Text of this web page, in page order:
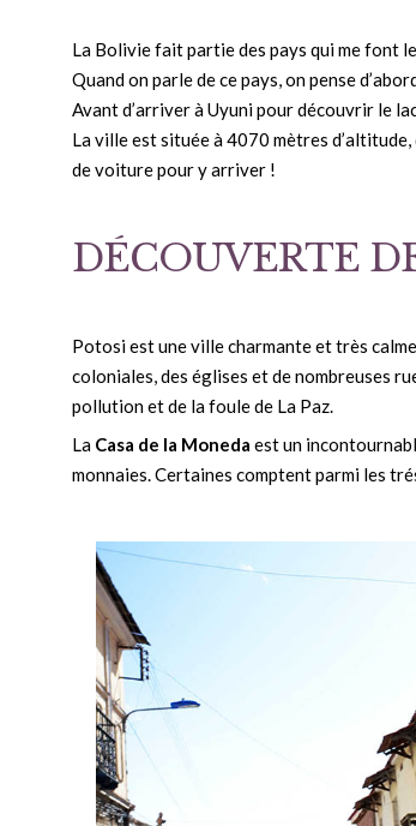
La Bolivie fait partie des pays qui me font
Quand on parle de ce pays, on pense
Avant d’arriver à Uyuni pour découvrir le
La ville est située à 4070 mètres
de voiture pour y arriver !
DÉCOUVERTE
Potosi est une ville charmante et très
coloniales, des églises et de nombreuses
pollution et de la foule de La Paz.
La Casa de la Moneda est un
monnaies. Certaines comptent parmi les